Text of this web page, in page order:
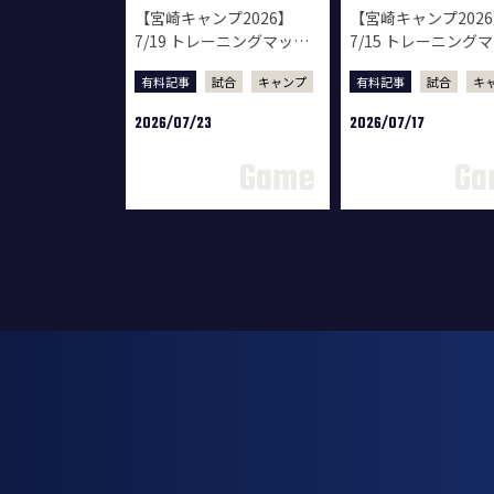
【宮崎キャンプ2026】
7/19 トレーニングマッチ
有料記事 試合 キャンプ
2026/07/23
【宮崎キャンプ
7/15 トレーニング
ロ宮崎
有料記事 試合 キ
2026/07/17